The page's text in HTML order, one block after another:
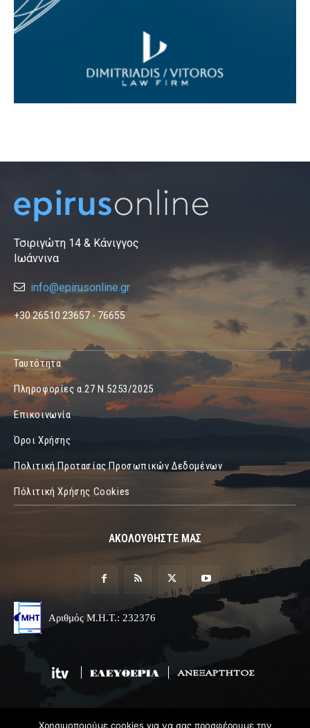
Τσιριγώτη 14 & Κάνιγγος
Ιωάννινα
info@epirusonline.gr
+30 26510 23657 - 76655
Ταυτότητα
Πληροφορίες α.27 Ν.5253/2025
Επικοινωνία
Όροι Χρήσης
Πολιτική Προτασίας Προσωπικών Δεδομένων
Πόλιτική Χρήσης Cookies
ΑΚΟΛΟΥΘΗΣΤΕ ΜΑΣ
Αριθμός Μ.Η.Τ.: 232376
Χρησιμοποιούμε cookies για να σας προσφέρουμε την